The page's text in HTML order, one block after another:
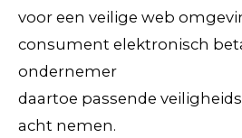
voor een veilige web
consument elektronisch
ondernemer
daartoe passende
acht nemen.